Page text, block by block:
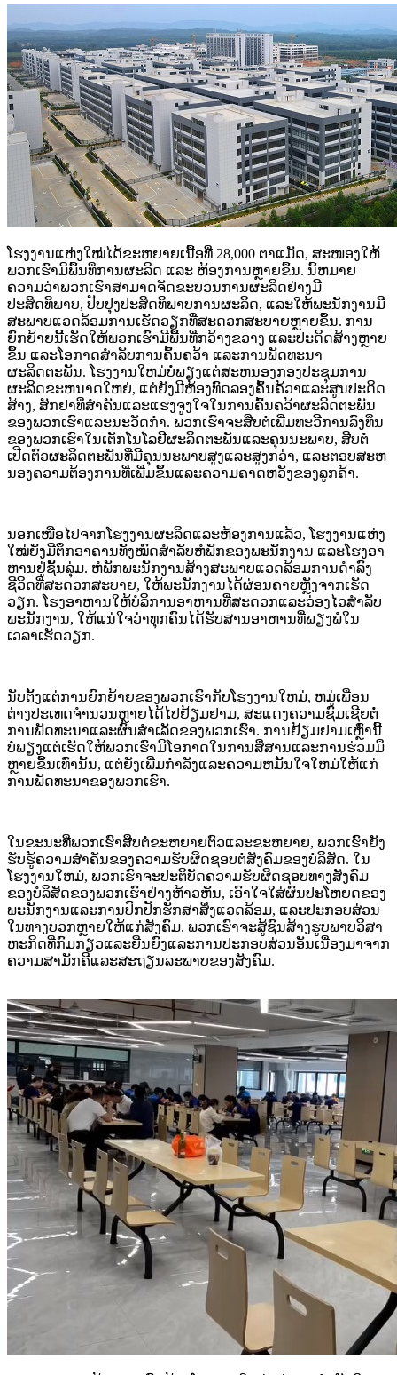
ໂຮງງານແຫ່ງໃໝ່ໄດ້ຂະຫຍາຍເນື້ອທີ່ 28,000 ຕາແມັດ, ສະໜອງໃຫ້
ພວກເຮົາມີພື້ນທີ່ການຜະລິດ ແລະ ຫ້ອງການຫຼາຍຂຶ້ນ. ນີ້ຫມາຍ
ຄວາມວ່າພວກເຮົາສາມາດຈັດຂະບວນການຜະລິດຢ່າງມີ
ປະສິດທິພາບ, ປັບປຸງປະສິດທິພາບການຜະລິດ, ແລະໃຫ້ພະນັກງານມີ
ສະພາບແວດລ້ອມການເຮັດວຽກທີ່ສະດວກສະບາຍຫຼາຍຂຶ້ນ. ການ
ຍົກຍ້າຍນີ້ເຮັດໃຫ້ພວກເຮົາມີພື້ນທີ່ກວ້າງຂວາງ ແລະປະດິດສ້າງຫຼາຍ
ຂຶ້ນ ແລະໂອກາດສໍາລັບການຄົ້ນຄວ້າ ແລະການພັດທະນາ
ຜະລິດຕະພັນ. ໂຮງງານໃຫມ່ບໍ່ພຽງແຕ່ສະຫນອງກອງປະຊຸມການ
ຜະລິດຂະຫນາດໃຫຍ່, ແຕ່ຍັງມີຫ້ອງທົດລອງຄົ້ນຄ້ວາແລະສູນປະດິດ
ສ້າງ, ສັກຢາທີ່ສໍາຄັນແລະແຮງຈູງໃຈໃນການຄົ້ນຄວ້າຜະລິດຕະພັນ
ຂອງພວກເຮົາແລະນະວັດກໍາ. ພວກເຮົາຈະສືບຕໍ່ເພີ່ມທະວີການລົງທຶນ
ຂອງພວກເຮົາໃນເຕັກໂນໂລຢີຜະລິດຕະພັນແລະຄຸນນະພາບ, ສືບຕໍ່
ເປີດຕົວຜະລິດຕະພັນທີ່ມີຄຸນນະພາບສູງແລະສູງກວ່າ, ແລະຕອບສະຫ
ນອງຄວາມຕ້ອງການທີ່ເພີ່ມຂຶ້ນແລະຄວາມຄາດຫວັງຂອງລູກຄ້າ.
ນອກ​ເໜືອ​ໄປ​ຈາກ​ໂຮງ​ງານ​ຜະ​ລິດ​ແລະ​ຫ້ອງ​ການ​ແລ້ວ, ໂຮງ​ງານ​ແຫ່ງ​
ໃໝ່​ຍັງ​ມີ​ຕຶກ​ອາ​ຄານ​ທັງ​ໝົດ​ສຳ​ລັບ​ຫໍ​ພັກ​ຂອງ​ພະ​ນັກ​ງານ ແລະ​ໂຮງ​ອາ​
ຫານ​ຢູ່​ຊັ້ນ​ລຸ່ມ. ຫໍພັກພະນັກງານສ້າງສະພາບແວດລ້ອມການດໍາລົງ
ຊີວິດທີ່ສະດວກສະບາຍ, ໃຫ້ພະນັກງານໄດ້ຜ່ອນຄາຍຫຼັງຈາກເຮັດ
ວຽກ. ໂຮງອາຫານໃຫ້ບໍລິການອາຫານທີ່ສະດວກແລະວ່ອງໄວສໍາລັບ
ພະນັກງານ, ໃຫ້ແນ່ໃຈວ່າທຸກຄົນໄດ້ຮັບສານອາຫານທີ່ພຽງພໍໃນ
ເວລາເຮັດວຽກ.
ນັບຕັ້ງແຕ່ການຍົກຍ້າຍຂອງພວກເຮົາກັບໂຮງງານໃຫມ່, ຫມູ່ເພື່ອນ
ຕ່າງປະເທດຈໍານວນຫຼາຍໄດ້ໄປຢ້ຽມຢາມ, ສະແດງຄວາມຊົມເຊີຍຕໍ່
ການພັດທະນາແລະຜົນສໍາເລັດຂອງພວກເຮົາ. ການຢ້ຽມຢາມເຫຼົ່ານີ້
ບໍ່ພຽງແຕ່ເຮັດໃຫ້ພວກເຮົາມີໂອກາດໃນການສື່ສານແລະການຮ່ວມມື
ຫຼາຍຂຶ້ນເທົ່ານັ້ນ, ແຕ່ຍັງເພີ່ມກໍາລັງແລະຄວາມຫມັ້ນໃຈໃຫມ່ໃຫ້ແກ່
ການພັດທະນາຂອງພວກເຮົາ.
ໃນຂະນະທີ່ພວກເຮົາສືບຕໍ່ຂະຫຍາຍຕົວແລະຂະຫຍາຍ, ພວກເຮົາຍັງ
ຮັບຮູ້ຄວາມສໍາຄັນຂອງຄວາມຮັບຜິດຊອບຕໍ່ສັງຄົມຂອງບໍລິສັດ. ໃນ
ໂຮງງານໃຫມ່, ພວກເຮົາຈະປະຕິບັດຄວາມຮັບຜິດຊອບທາງສັງຄົມ
ຂອງບໍລິສັດຂອງພວກເຮົາຢ່າງຫ້າວຫັນ, ເອົາໃຈໃສ່ຜົນປະໂຫຍດຂອງ
ພະນັກງານແລະການປົກປັກຮັກສາສິ່ງແວດລ້ອມ, ແລະປະກອບສ່ວນ
ໃນທາງບວກຫຼາຍໃຫ້ແກ່ສັງຄົມ. ພວກ​ເຮົາ​ຈະ​ສູ້​ຊົນ​ສ້າງ​ຮູບ​ພາບ​ວິ​ສາ​
ຫະ​ກິດ​ທີ່​ກົມ​ກຽວ​ແລະ​ຍືນ​ຍົງ​ແລະ​ການ​ປະ​ກອບ​ສ່ວນ​ອັນ​ເນື່ອງ​ມາ​ຈາກ​
ຄວາມ​ສາ​ມັກ​ຄີ​ແລະ​ສະ​ຖຽນ​ລະ​ພາບ​ຂອງ​ສັງ​ຄົມ.